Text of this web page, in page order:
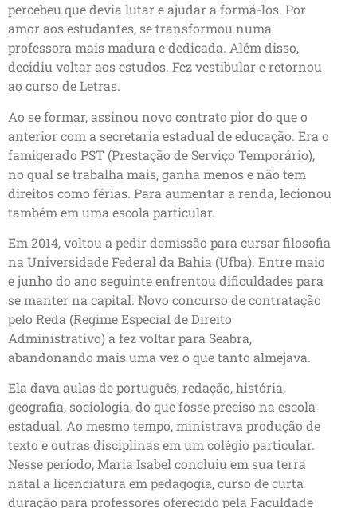
percebeu que devia lutar e ajudar a formá-los. Por
amor aos estudantes, se transformou numa
professora mais madura e dedicada. Além disso,
decidiu voltar aos estudos. Fez vestibular e retornou
ao curso de Letras.
Ao se formar, assinou novo contrato pior do que o
anterior com a secretaria estadual de educação. Era o
famigerado PST (Prestação de Serviço Temporário),
no qual se trabalha mais, ganha menos e não tem
direitos como férias. Para aumentar a renda, lecionou
também em uma escola particular.
Em 2014, voltou a pedir demissão para cursar filosofia
na Universidade Federal da Bahia (Ufba). Entre maio
e junho do ano seguinte enfrentou dificuldades para
se manter na capital. Novo concurso de contratação
pelo Reda (Regime Especial de Direito
Administrativo) a fez voltar para Seabra,
abandonando mais uma vez o que tanto almejava.
Ela dava aulas de português, redação, história,
geografia, sociologia, do que fosse preciso na escola
estadual. Ao mesmo tempo, ministrava produção de
texto e outras disciplinas em um colégio particular.
Nesse período, Maria Isabel concluiu em sua terra
natal a licenciatura em pedagogia, curso de curta
duração para professores oferecido pela Faculdade